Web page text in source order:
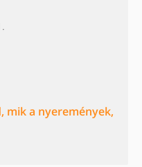
mik a nyeremények,